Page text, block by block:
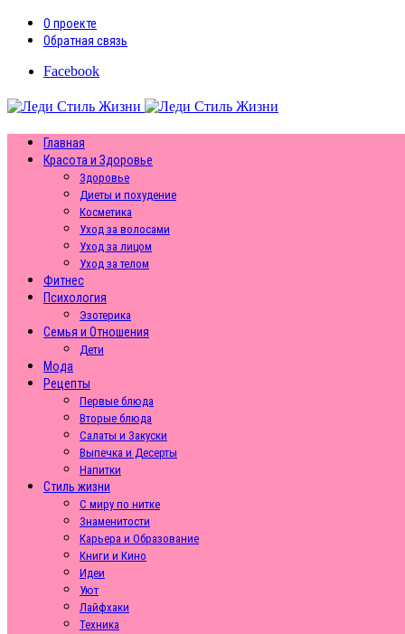
О проекте
Обратная связь
Facebook
Главная
Красота и Здоровье
Здоровье
Диеты и похудение
Косметика
Уход за волосами
Уход за лицом
Уход за телом
Фитнес
Психология
Эзотерика
Семья и Отношения
Дети
Мода
Рецепты
Первые блюда
Вторые блюда
Салаты и Закуски
Выпечка и Десерты
Напитки
Стиль жизни
С миру по нитке
Знаменитости
Карьера и Образование
Книги и Кино
Идеи
Уют
Лайфхаки
Техника